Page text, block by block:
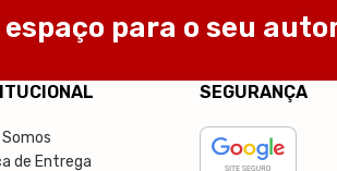
espaço para o seu
de Entrega
SEGURANÇA